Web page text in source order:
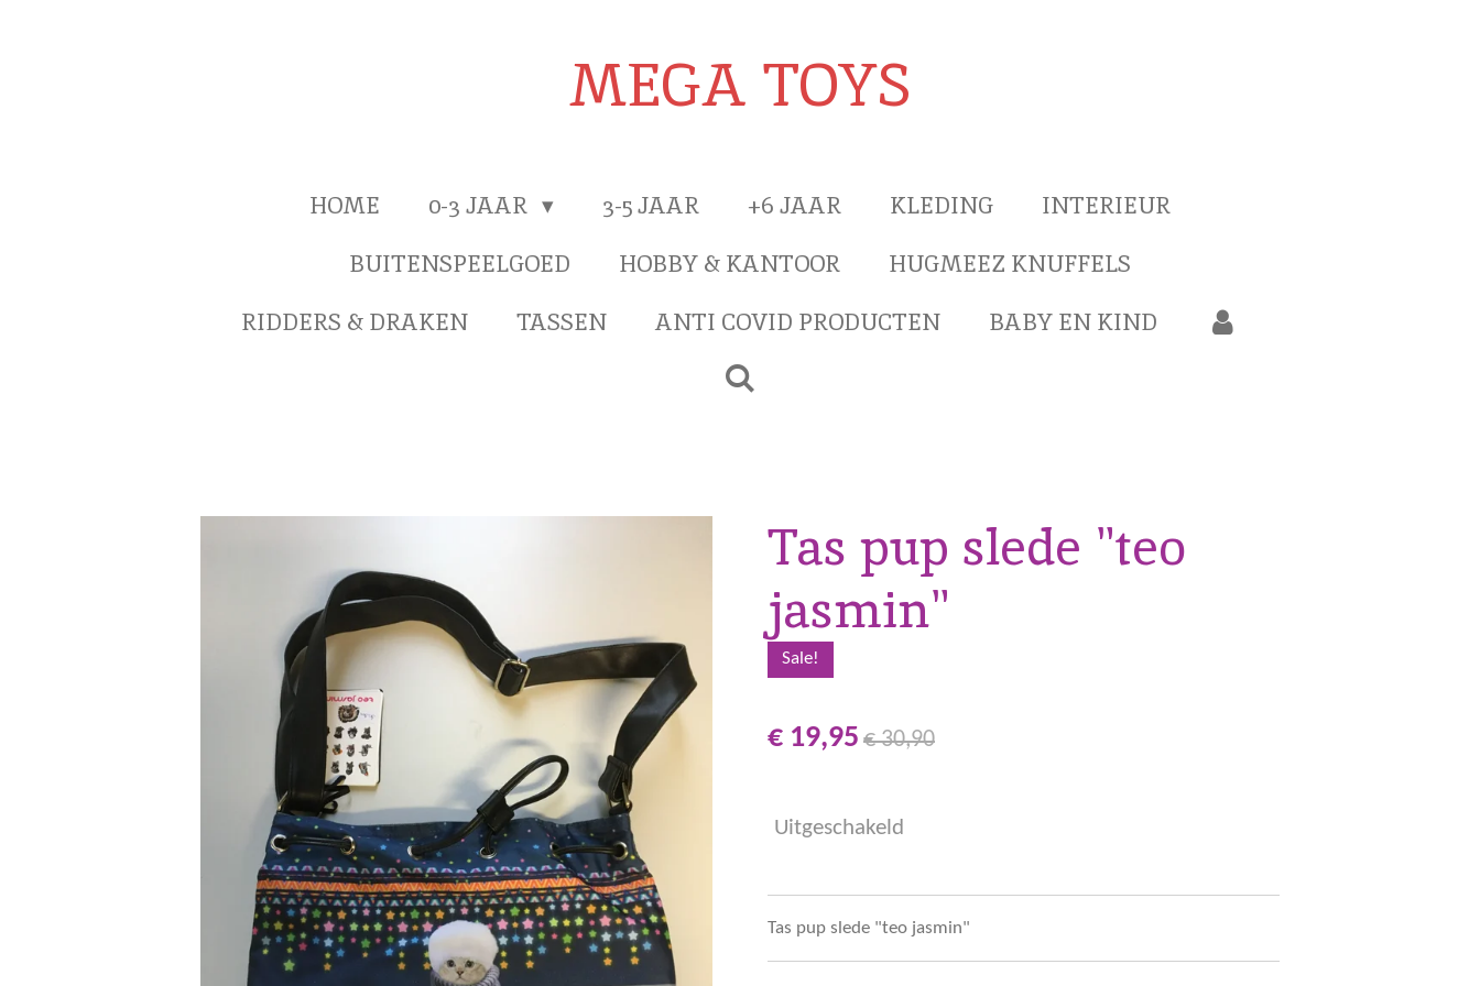
MEGA TOYS
HOME 0-3 JAAR 3-5 JAAR +6 JAAR KLEDING
INTERIEUR
BUITENSPEELGOED
HOBBY & KANTOOR
HUGMEEZ KNUFFELS
RIDDERS & DRAKEN
TASSEN ANTI COVID PRODUCTEN BABY EN KIND
Tas pup slede "teo
jasmin"
Sale!
€ 19,95 € 30,90
Uitgeschakeld
Tas pup slede "teo jasmin"